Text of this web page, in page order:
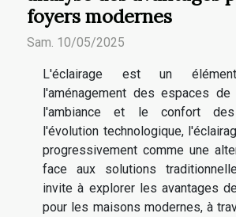
foyers modernes
Sam. 10/05/2025
L'éclairage est un
l'aménagement des espaces
l'ambiance et le confort
l'évolution technologique,
progressivement comme une
face aux solutions
invite à explorer les avantages
pour les maisons modernes, à